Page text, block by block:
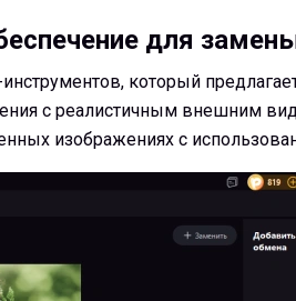
для
который
с реалистичным внешним
изображениях с